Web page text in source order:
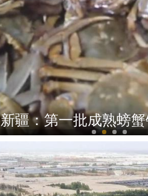
新疆：第一批成熟螃